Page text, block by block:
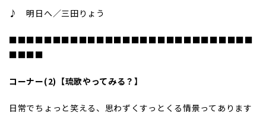
♪明日へ／三田りょう
■■■■■■■■■■■■■■■■■■■■■■■■■■■■
■■■■
コーナー(2)【琉歌やってみる？】
日常でちょっと笑える、思わずくすっとくる情景ってあります